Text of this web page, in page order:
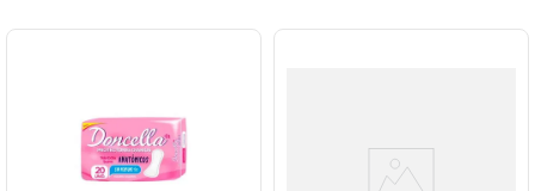
Ver
Producto
Ver